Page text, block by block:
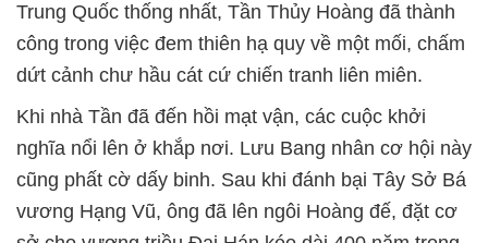
Trung Quốc thống nhất, Tần Thủy Hoàng đã thành
công trong việc đem thiên hạ quy về một mối, chấm
dứt cảnh chư hầu cát cứ chiến tranh liên miên.
Khi nhà Tần đã đến hồi mạt vận, các cuộc khởi
nghĩa nổi lên ở khắp nơi. Lưu Bang nhân cơ hội này
cũng phất cờ dấy binh. Sau khi đánh bại Tây Sở Bá
vương Hạng Vũ, ông đã lên ngôi Hoàng đế, đặt cơ